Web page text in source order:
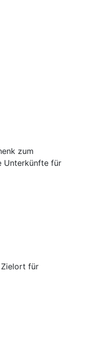
zum
Unterkünfte für
Zielort für